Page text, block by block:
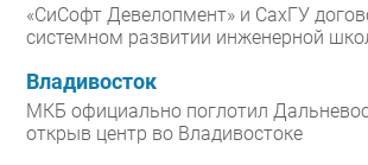
«СиСофт Девелопмент» и СахГУ
системном развитии инженерной
Владивосток
МКБ официально поглотил
открыв центр во Владивостоке